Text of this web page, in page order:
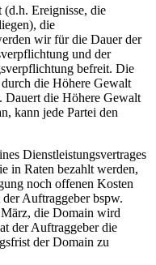
Ereignisse, die
die
wir für die Dauer der
und der
befreit. Die
die Höhere Gewalt
Dauert die Höhere Gewalt
kann jede Partei den
Dienstleistungsvertrages
in Raten bezahlt werden,
noch offenen Kosten
Auftraggeber bspw.
die Domain wird
der Auftraggeber die
der Domain zu